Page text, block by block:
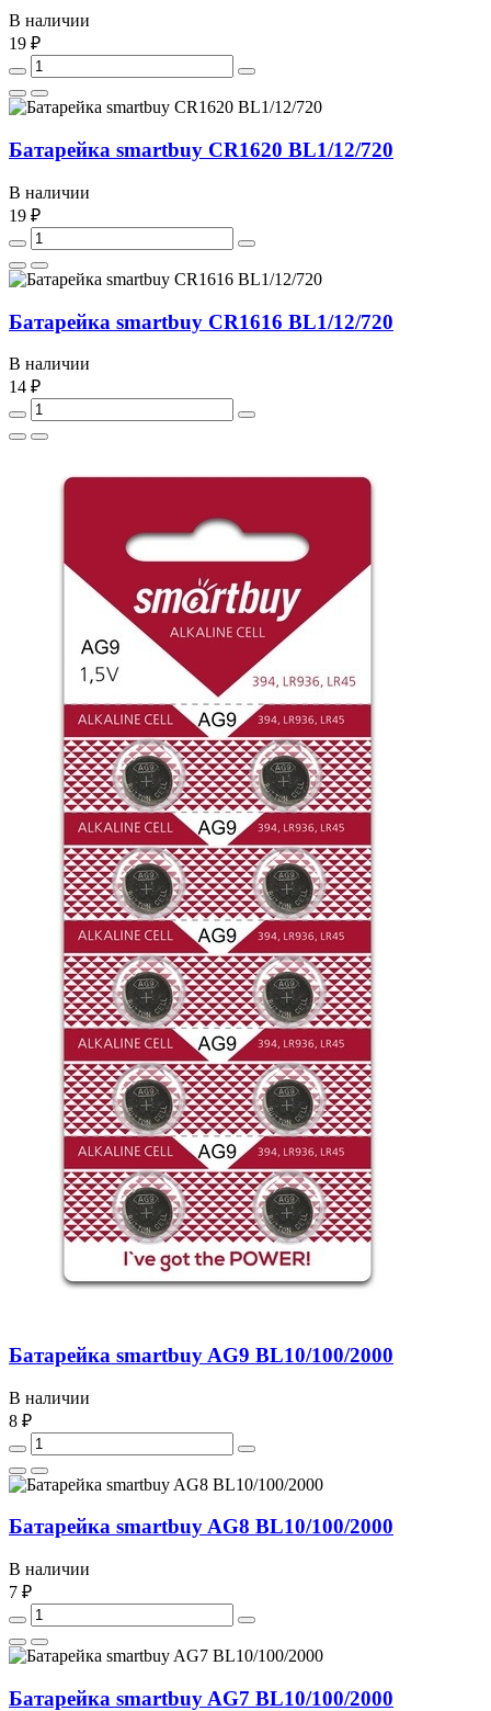
В наличии
19 ₽
Батарейка smartbuy CR1620 BL1/12/720
В наличии
19 ₽
Батарейка smartbuy CR1616 BL1/12/720
В наличии
14 ₽
Батарейка smartbuy AG9 BL10/100/2000
В наличии
8 ₽
Батарейка smartbuy AG8 BL10/100/2000
В наличии
7 ₽
Батарейка smartbuy AG7 BL10/100/2000